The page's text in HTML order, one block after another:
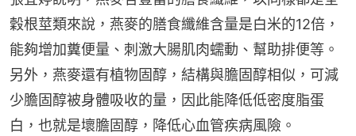
穀根莖類來說，燕麥的膳食纖維含量是白米的12倍，
能夠增加糞便量、刺激大腸肌肉蠕動、幫助排便等。
另外，燕麥還有植物固醇，結構與膽固醇相似，可減
少膽固醇被身體吸收的量，因此能降低低密度脂蛋
白，也就是壞膽固醇，降低心血管疾病風險。